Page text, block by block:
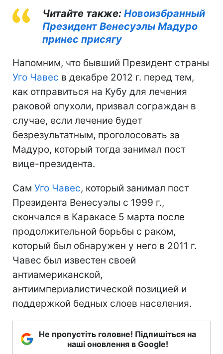
Читайте также: Новоизбранный
Президент Венесуэлы Мадуро
принес присягу
Напомним, что бывший Президент страны
Уго Чавес в декабре 2012 г. перед тем,
как отправиться на Кубу для лечения
раковой опухоли, призвал сограждан в
случае, если лечение будет
безрезультатным, проголосовать за
Мадуро, который тогда занимал пост
вице-президента.
Сам Уго Чавес, который занимал пост
Президента Венесуэлы с 1999 г.,
скончался в Каракасе 5 марта после
продолжительной борьбы с раком,
который был обнаружен у него в 2011 г.
Чавес был известен своей
антиамериканской,
антиимпериалистической позицией и
поддержкой бедных слоев населения.
Не пропустіть головне! Підпишіться на
наші оновлення в Google!